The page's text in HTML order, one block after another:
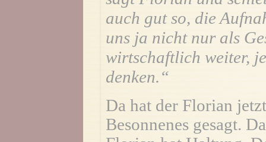
auch gut so, die
uns ja nicht nur als
wirtschaftlich weiter,
denken.“
Da hat der Florian
Besonnenes gesagt.